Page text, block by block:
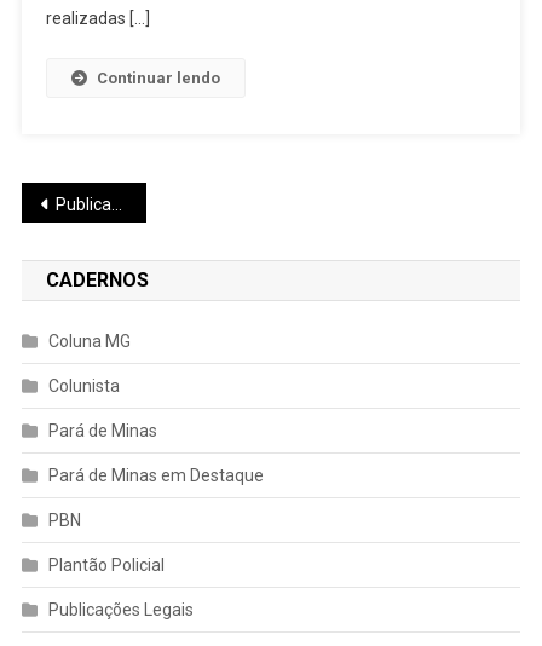
realizadas […]
Continuar lendo
Navegação
por
posts
Publicações mais antigas
CADERNOS
Coluna MG
Colunista
Pará de Minas
Pará de Minas em Destaque
PBN
Plantão Policial
Publicações Legais